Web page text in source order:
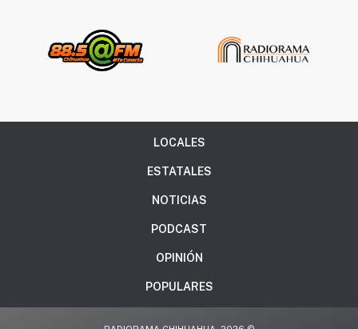
LOCALES
ESTATALES
NOTICIAS
PODCAST
OPINIÓN
POPULARES